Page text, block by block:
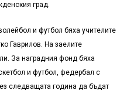
град.
и футбол бяха учителите
Гаврилов. На заелите
За наградния фонд бяха
и футбол, федербал с
следващата година да бъдат